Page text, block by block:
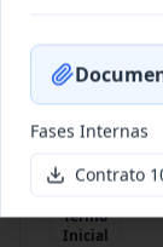
Situação:
2023
Termo
Inicial
Fases Internas
Contrato